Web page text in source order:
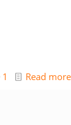
1 Read more